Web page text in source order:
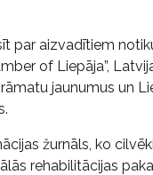
par aizvadītiem
of Liepāja”,
jaunumus un
žurnāls, ko
rehabilitācijas